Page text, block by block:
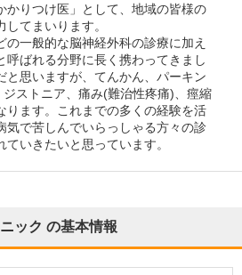
かりつけ医」として、地域の皆様の
てまいります。
の一般的な脳神経外科の診療に加え
呼ばれる分野に長く携わってきまし
と思いますが、てんかん、パーキン
ストニア、痛み(難治性疼痛)、痙縮
ります。これまでの多くの経験を活
気で苦しんでいらっしゃる方々の診
いきたいと思っています。
ック の基本情報